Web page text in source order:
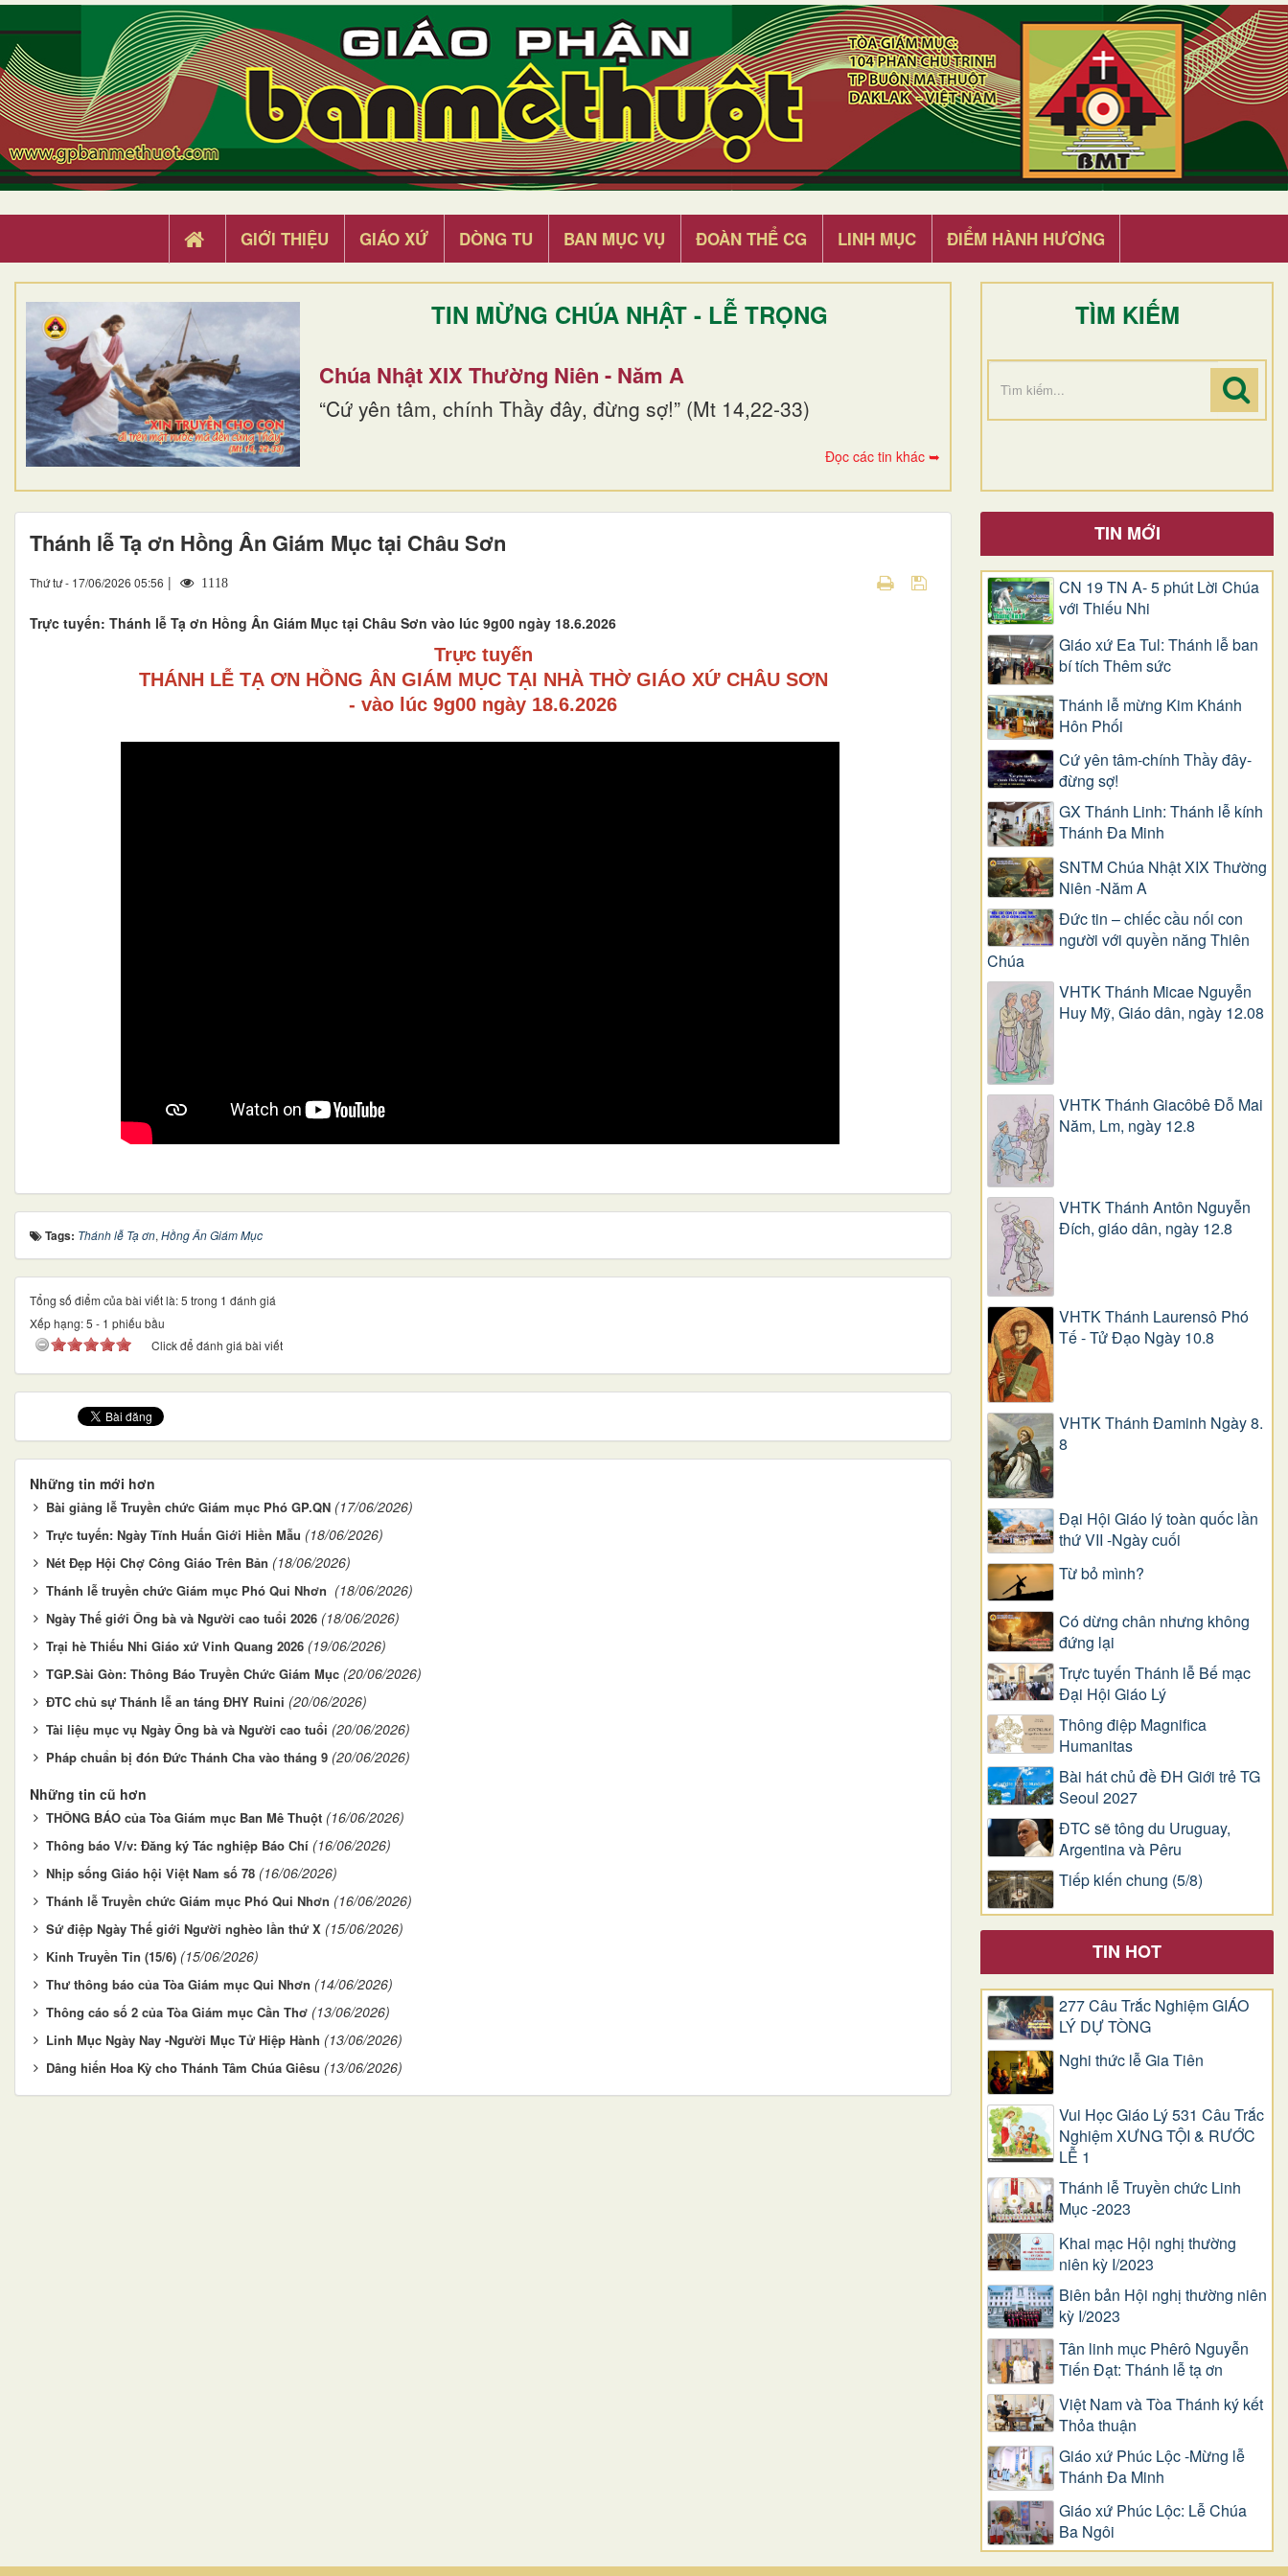
GIỚI THIỆU GIÁO XỨ DÒNG TU BAN MỤC VỤ ĐOÀN THỂ CG LINH MỤC ĐIỂM HÀNH HƯƠNG
TIN MỪNG CHÚA NHẬT - LỄ TRỌNG
Chúa Nhật XIX Thường Niên - Năm A
“Cứ yên tâm, chính Thầy đây, đừng sợ!” (Mt 14,22-33)
Đọc các tin khác ➥
TÌM KIẾM
Thánh lễ Tạ ơn Hồng Ân Giám Mục tại Châu Sơn
Thứ tư - 17/06/2026 05:56 | 1118
Trực tuyến: Thánh lễ Tạ ơn Hồng Ân Giám Mục tại Châu Sơn vào lúc 9g00 ngày 18.6.2026
Trực tuyến
THÁNH LỄ TẠ ƠN HỒNG ÂN GIÁM MỤC TẠI NHÀ THỜ GIÁO XỨ CHÂU SƠN
- vào lúc 9g00 ngày 18.6.2026
Tags: Thánh lễ Tạ ơn, Hồng Ân Giám Mục
Tổng số điểm của bài viết là: 5 trong 1 đánh giá
Xếp hạng:5 - 1 phiếu bầu
Click để đánh giá bài viết
Những tin mới hơn
Bài giảng lễ Truyền chức Giám mục Phó GP.QN (17/06/2026)
Trực tuyến: Ngày Tĩnh Huấn Giới Hiền Mẫu (18/06/2026)
Nét Đẹp Hội Chợ Công Giáo Trên Bản (18/06/2026)
Thánh lễ truyền chức Giám mục Phó Qui Nhơn (18/06/2026)
Ngày Thế giới Ông bà và Người cao tuổi 2026 (18/06/2026)
Trại hè Thiếu Nhi Giáo xứ Vinh Quang 2026 (19/06/2026)
TGP.Sài Gòn: Thông Báo Truyền Chức Giám Mục (20/06/2026)
ĐTC chủ sự Thánh lễ an táng ĐHY Ruini (20/06/2026)
Tài liệu mục vụ Ngày Ông bà và Người cao tuổi (20/06/2026)
Pháp chuẩn bị đón Đức Thánh Cha vào tháng 9 (20/06/2026)
Những tin cũ hơn
THÔNG BÁO của Tòa Giám mục Ban Mê Thuột (16/06/2026)
Thông báo V/v: Đăng ký Tác nghiệp Báo Chí (16/06/2026)
Nhịp sống Giáo hội Việt Nam số 78 (16/06/2026)
Thánh lễ Truyền chức Giám mục Phó Qui Nhơn (16/06/2026)
Sứ điệp Ngày Thế giới Người nghèo lần thứ X (15/06/2026)
Kinh Truyền Tin (15/6) (15/06/2026)
Thư thông báo của Tòa Giám mục Qui Nhơn (14/06/2026)
Thông cáo số 2 của Tòa Giám mục Cần Thơ (13/06/2026)
Linh Mục Ngày Nay -Người Mục Tử Hiệp Hành (13/06/2026)
Dâng hiến Hoa Kỳ cho Thánh Tâm Chúa Giêsu (13/06/2026)
TIN MỚI
CN 19 TN A- 5 phút Lời Chúa
với Thiếu Nhi
Giáo xứ Ea Tul: Thánh lễ ban
bí tích Thêm sức
Thánh lễ mừng Kim Khánh
Hôn Phối
Cứ yên tâm-chính Thầy đây-
đừng sợ!
GX Thánh Linh: Thánh lễ kính
Thánh Đa Minh
SNTM Chúa Nhật XIX Thường
Niên -Năm A
Đức tin – chiếc cầu nối con
người với quyền năng Thiên
Chúa
VHTK Thánh Micae Nguyễn
Huy Mỹ, Giáo dân, ngày 12.08
VHTK Thánh Giacôbê Ðỗ Mai
Năm, Lm, ngày 12.8
VHTK Thánh Antôn Nguyễn
Ðích, giáo dân, ngày 12.8
VHTK Thánh Laurensô Phó
Tế - Tử Đạo Ngày 10.8
VHTK Thánh Đaminh Ngày 8.
8
Đại Hội Giáo lý toàn quốc lần
thứ VII -Ngày cuối
Từ bỏ mình?
Có dừng chân nhưng không
đứng lại
Trực tuyến Thánh lễ Bế mạc
Đại Hội Giáo Lý
Thông điệp Magnifica
Humanitas
Bài hát chủ đề ĐH Giới trẻ TG
Seoul 2027
ĐTC sẽ tông du Uruguay,
Argentina và Pêru
Tiếp kiến chung (5/8)
TIN HOT
277 Câu Trắc Nghiệm GIÁO
LÝ DỰ TÒNG
Nghi thức lễ Gia Tiên
Vui Học Giáo Lý 531 Câu Trắc
Nghiệm XƯNG TỘI & RƯỚC
LỄ 1
Thánh lễ Truyền chức Linh
Mục -2023
Khai mạc Hội nghị thường
niên kỳ I/2023
Biên bản Hội nghị thường niên
kỳ I/2023
Tân linh mục Phêrô Nguyễn
Tiến Đạt: Thánh lễ tạ ơn
Việt Nam và Tòa Thánh ký kết
Thỏa thuận
Giáo xứ Phúc Lộc -Mừng lễ
Thánh Đa Minh
Giáo xứ Phúc Lộc: Lễ Chúa
Ba Ngôi